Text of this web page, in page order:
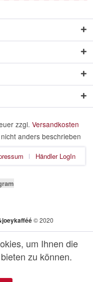
zzgl. Versandkosten
anders beschrieben
Händler LogIn
© 2020
um Ihnen die
zu können.